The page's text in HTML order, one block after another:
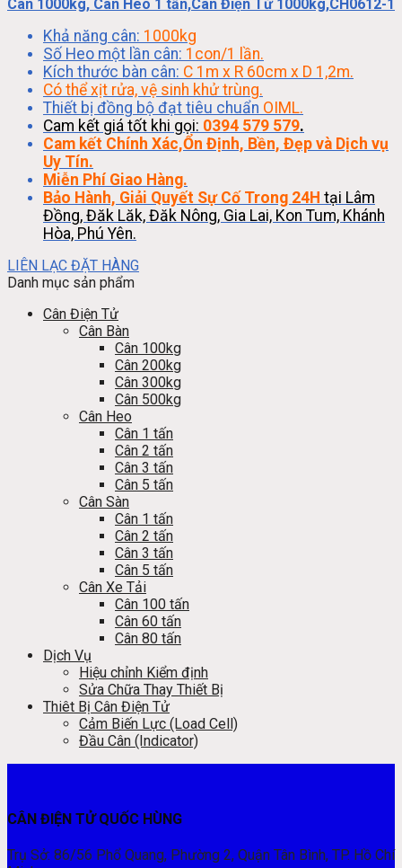
Cân 1000kg, Cân Heo 1 tấn,Cân Điện Tử 1000kg,CH0612-1
Khả năng cân: 1000kg
Số Heo một lần cân: 1con/1 lần.
Kích thước bàn cân: C 1m x R 60cm x D 1,2m.
Có thể xịt rửa, vệ sinh khử trùng.
Thiết bị đồng bộ đạt tiêu chuẩn OIML.
Cam kết giá tốt khi gọi: 0394 579 579.
Cam kết Chính Xác,Ổn Định, Bền, Đẹp và Dịch vụ
Uy Tín.
Miễn Phí Giao Hàng.
Bảo Hành, Giải Quyết Sự Cố Trong 24H tại Lâm
Đồng, Đăk Lăk, Đăk Nông, Gia Lai, Kon Tum, Khánh
Hòa, Phú Yên.
LIÊN LẠC ĐẶT HÀNG
Danh mục sản phẩm
Cân Điện Tử
Cân Bàn
Cân 100kg
Cân 200kg
Cân 300kg
Cân 500kg
Cân Heo
Cân 1 tấn
Cân 2 tấn
Cân 3 tấn
Cân 5 tấn
Cân Sàn
Cân 1 tấn
Cân 2 tấn
Cân 3 tấn
Cân 5 tấn
Cân Xe Tải
Cân 100 tấn
Cân 60 tấn
Cân 80 tấn
Dịch Vụ
Hiệu chỉnh Kiểm định
Sửa Chữa Thay Thiết Bị
Thiêt Bị Cân Điện Tử
Cảm Biến Lực (Load Cell)
Đầu Cân (Indicator)
CÂN ĐIỆN TỬ QUỐC HÙNG
Trụ Sở: 86/56 Phổ Quang, Phường 2, Quận Tân Bình, TP. Hồ Chí